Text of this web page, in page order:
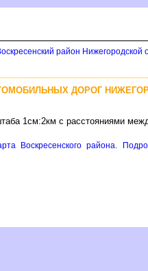
район Нижегородской
ДОРОГ
1см:2км с расстояниями
Воскресенского района.